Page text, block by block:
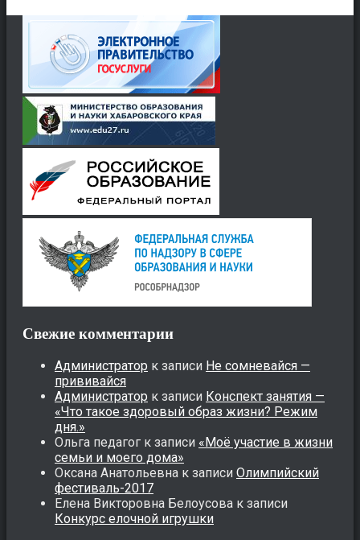
Свежие комментарии
Администратор к записи Не сомневайся —
прививайся
Администратор к записи Конспект занятия —
«Что такое здоровый образ жизни? Режим
дня.»
Ольга педагог к записи «Моё участие в жизни
семьи и моего дома»
Оксана Анатольевна к записи Олимпийский
фестиваль-2017
Елена Викторовна Белоусова к записи
Конкурс елочной игрушки